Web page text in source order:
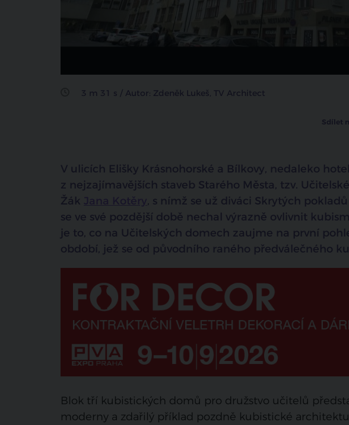
3 m 31 s / Autor: Zdeněk Lukeš, TV Architect
Sdílet
V ulicích Elišky Krásnohorské a Bílkovy, nedaleko
z nejzajímavějších staveb Starého Města, tzv.
Žák
, s nímž se už diváci Skrytých
se ve své pozdější době nechal výrazně ovlivnit
je to, co na Učitelských domech zaujme na první
období, jež se od původního raného předválečného
Blok tří kubistických domů pro družstvo učitelů
moderny a zdařilý příklad pozdně kubistické